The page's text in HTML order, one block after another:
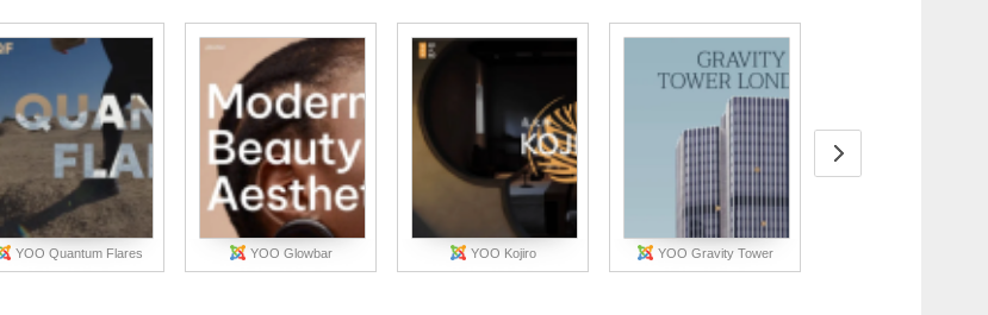
YOO Quantum Flares YOO Glowbar YOO Kojiro YOO Gravity Tower